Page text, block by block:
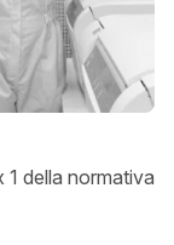
della normativa